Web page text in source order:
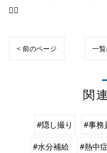
❤️‍🔥
< 前のページ 一
関
#隠し撮り #事務
#水分補給 #熱中症